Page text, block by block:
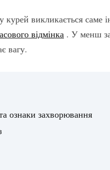
курей викликається саме
відмінка . У менш
вагу.
ознаки захворювання